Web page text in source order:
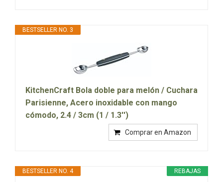
BESTSELLER NO. 3
KitchenCraft Bola doble para melón / Cuchara
Parisienne, Acero inoxidable con mango
cómodo, 2.4 / 3cm (1 / 1.3'')
Comprar en Amazon
REBAJAS
BESTSELLER NO. 4